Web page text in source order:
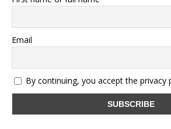
Email
By continuing, you accept the privacy